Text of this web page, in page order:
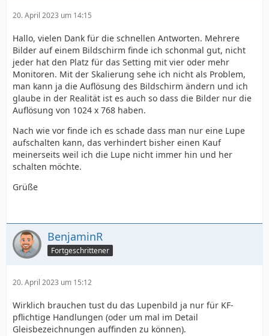
20. April 2023 um 14:15
Hallo, vielen Dank für die schnellen Antworten. Mehrere
Bilder auf einem Bildschirm finde ich schonmal gut, nicht
jeder hat den Platz für das Setting mit vier oder mehr
Monitoren. Mit der Skalierung sehe ich nicht als Problem,
man kann ja die Auflösung des Bildschirm ändern und ich
glaube in der Realität ist es auch so dass die Bilder nur die
Auflösung von 1024 x 768 haben.
Nach wie vor finde ich es schade dass man nur eine Lupe
aufschalten kann, das verhindert bisher einen Kauf
meinerseits weil ich die Lupe nicht immer hin und her
schalten möchte.
Grüße
BenjaminR
Fortgeschrittener
20. April 2023 um 15:12
Wirklich brauchen tust du das Lupenbild ja nur für KF-
pflichtige Handlungen (oder um mal im Detail
Gleisbezeichnungen auffinden zu können).